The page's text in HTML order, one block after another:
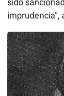
sido
imprudencia",